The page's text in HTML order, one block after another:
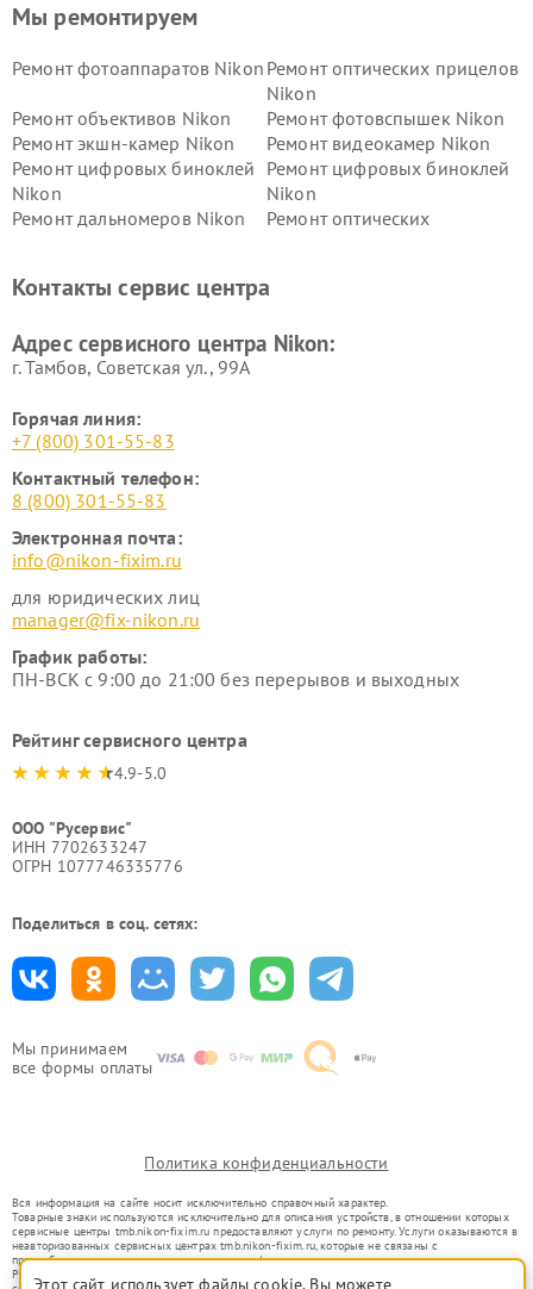
Мы принимаем
все формы оплаты
Мы ремонтируем
Ремонт фотоаппаратов Nikon Ремонт оптических прицелов
Nikon
Ремонт объективов Nikon
Ремонт фотовспышек Nikon
Ремонт экшн-камер Nikon
Ремонт видеокамер Nikon
Ремонт цифровых биноклей
Nikon
Ремонт цифровых биноклей
Nikon
Ремонт дальномеров Nikon
Ремонт оптических
Контакты сервис центра
Адрес сервисного центра Nikon:
г. Тамбов, Советская ул., 99А
Горячая линия:
+7 (800) 301-55-83
Контактный телефон:
8 (800) 301-55-83
Электронная почта:
info@nikon-fixim.ru
для юридических лиц
manager@fix-nikon.ru
График работы:
ПН-ВСК с 9:00 до 21:00 без перерывов и выходных
Рейтинг сервисного центра
4.9-5.0
ООО "Русервис"
ИНН 7702633247
ОГРН 1077746335776
Поделиться в соц. сетях:
Политика конфиденциальности
Вся информация на сайте носит исключительно справочный характер.
Товарные знаки используются исключительно для описания устройств, в отношении которых
сервисные центры tmb.nikon-fixim.ru предоставляют услуги по ремонту. Услуги оказываются в
неавторизованных сервисных центрах tmb.nikon-fixim.ru, которые не связаны с
правообладателями товарных знаков или их официальными представителями.
Ремонт осуществляется для устройств, уже введенных в гражданский оборот в соответствии
Этот сайт использует файлы cookie. Вы можете